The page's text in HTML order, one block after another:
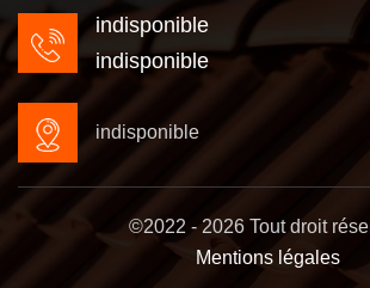
indisponible
indisponible
indisponible
©2022 - 2026 Tout droit
Mentions légales